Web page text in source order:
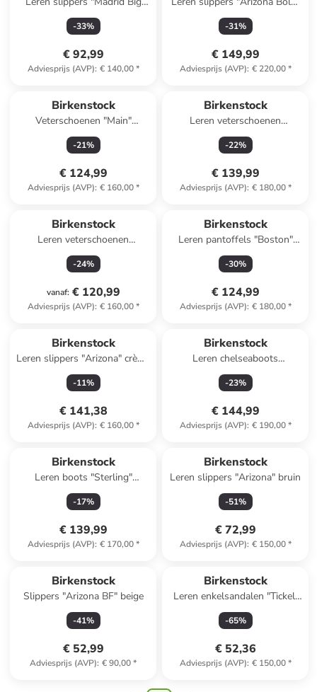
Buckle" lichtbruin
-33%
€ 92,99
Adviesprijs (AVP): € 140,00*
zwart
-31%
€ 149,99
Adviesprijs (AVP): € 220,00*
Birkenstock
Veterschoenen "Main"
antraciet
-21%
€ 124,99
Adviesprijs (AVP): € 160,00*
Birkenstock
Leren veterschoenen
"Highwood" zwart - wijdte S
-22%
€ 139,99
Adviesprijs (AVP): € 180,00*
Birkenstock
Leren veterschoenen
"Dundee" zwart
-24%
vanaf: € 120,99
Adviesprijs (AVP): € 160,00*
Birkenstock
Leren pantoffels "Boston"
lichtbruin - wijdte S
-30%
€ 124,99
Adviesprijs (AVP): € 180,00*
Birkenstock
Leren slippers "Arizona" crème
- wijdte S
-11%
€ 141,38
Adviesprijs (AVP): € 160,00*
Birkenstock
Leren chelseaboots
"Highwood" bruin - wijdte S
-23%
€ 144,99
Adviesprijs (AVP): € 190,00*
Birkenstock
Leren boots "Sterling"
goudkleurig
-17%
€ 139,99
Adviesprijs (AVP): € 170,00*
Birkenstock
Leren slippers "Arizona" bruin
-51%
€ 72,99
Adviesprijs (AVP): € 150,00*
Birkenstock
Slippers "Arizona BF" beige
-41%
€ 52,99
Adviesprijs (AVP): € 90,00*
Birkenstock
Leren enkelsandalen "Tickel"
zwart
-65%
€ 52,36
Adviesprijs (AVP): € 150,00*